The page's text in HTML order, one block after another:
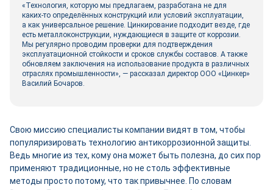
«Технология, которую мы предлагаем, разработана не для
каких‑то определённых конструкций или условий эксплуатации,
а как универсальное решение. Цинкирование подходит везде, где
есть металлоконструкции, нуждающиеся в защите от коррозии.
Мы регулярно проводим проверки для подтверждения
эксплуатационной стойкости и сроков службы составов. А также
обновляем заключения на использование продукта в различных
отраслях промышленности», — рассказал директор ООО «Цинкер»
Василий Бочаров.
Свою миссию специалисты компании видят в том, чтобы
популяризировать технологию антикоррозионной защиты.
Ведь многие из тех, кому она может быть полезна, до сих пор
применяют традиционные, но не столь эффективные
методы просто потому, что так привычнее. По словам